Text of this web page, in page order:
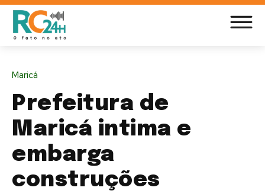
Maricá
Prefeitura de
Maricá intima e
embarga
construções